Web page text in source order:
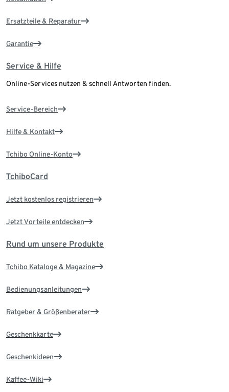
Ersatzteile & Reparatur
Garantie
Service & Hilfe
Online-Services nutzen & schnell Antworten finden.
Service-Bereich
Hilfe & Kontakt
Tchibo Online-Konto
TchiboCard
Jetzt kostenlos registrieren
Jetzt Vorteile entdecken
Rund um unsere Produkte
Tchibo Kataloge & Magazine
Bedienungsanleitungen
Ratgeber & Größenberater
Geschenkkarte
Geschenkideen
Kaffee-Wiki